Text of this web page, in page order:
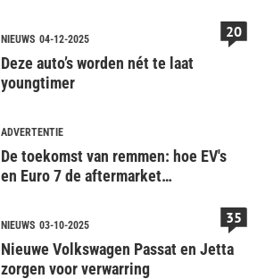
NIEUWS 04-12-2025
Deze auto’s worden nét te laat
youngtimer
20
ADVERTENTIE
De toekomst van remmen: hoe EV's
en Euro 7 de aftermarket
NIEUWS 03-10-2025
Nieuwe Volkswagen Passat en Jetta
zorgen voor verwarring
35